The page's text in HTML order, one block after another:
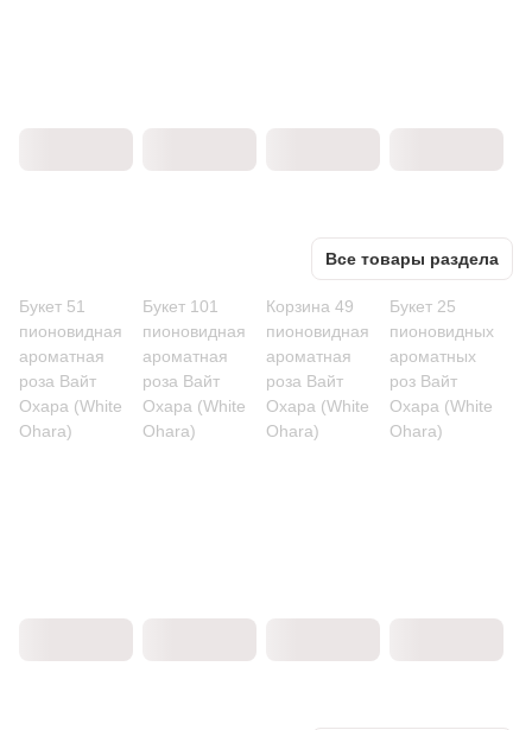
Все товары раздела
Букет 51
пионовидная
ароматная
роза Вайт
Охара (White
Ohara)
Букет 101
пионовидная
ароматная
роза Вайт
Охара (White
Ohara)
Корзина 49
пионовидная
ароматная
роза Вайт
Охара (White
Ohara)
Букет 25
пионовидных
ароматных
роз Вайт
Охара (White
Ohara)